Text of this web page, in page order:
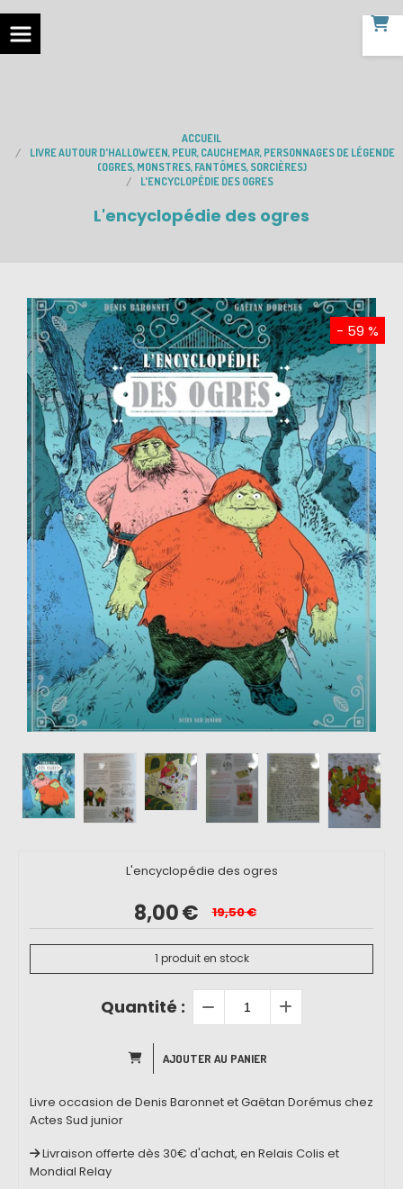
ACCUEIL
LIVRE AUTOUR D'HALLOWEEN, PEUR, CAUCHEMAR, PERSONNAGES DE LÉGENDE
(OGRES, MONSTRES, FANTÔMES, SORCIÈRES)
L'ENCYCLOPÉDIE DES OGRES
L'encyclopédie des ogres
- 59 %
L'encyclopédie des ogres
8,00€ 19,50€
1 produit en stock
Quantité :
AJOUTER AU PANIER
Livre occasion de Denis Baronnet et Gaëtan Dorémus chez
Actes Sud junior
Livraison offerte dès 30€ d'achat, en Relais Colis et
Mondial Relay